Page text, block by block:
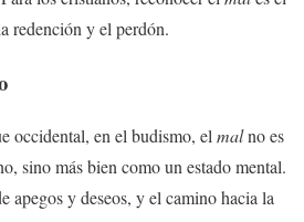
redención y el perdón.
occidental, en el budismo, elmalno es
sino más bien como un estado mental.
apegos y deseos, y el camino hacia la